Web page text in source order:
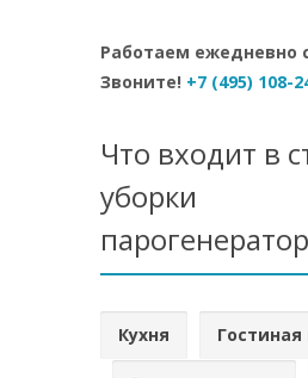
Работаем ежедневно
Звоните! +7 (495) 108-
Что входит в
уборки
Кухня